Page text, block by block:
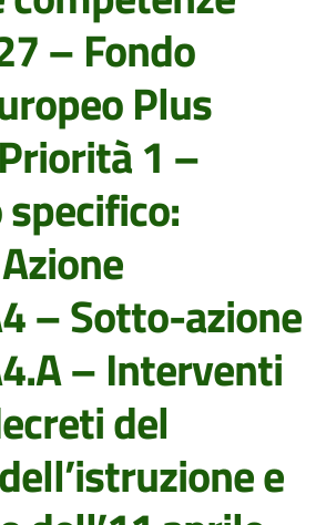
– Fondo
Plus
1 –
– Sotto-azione
– Interventi
del
e